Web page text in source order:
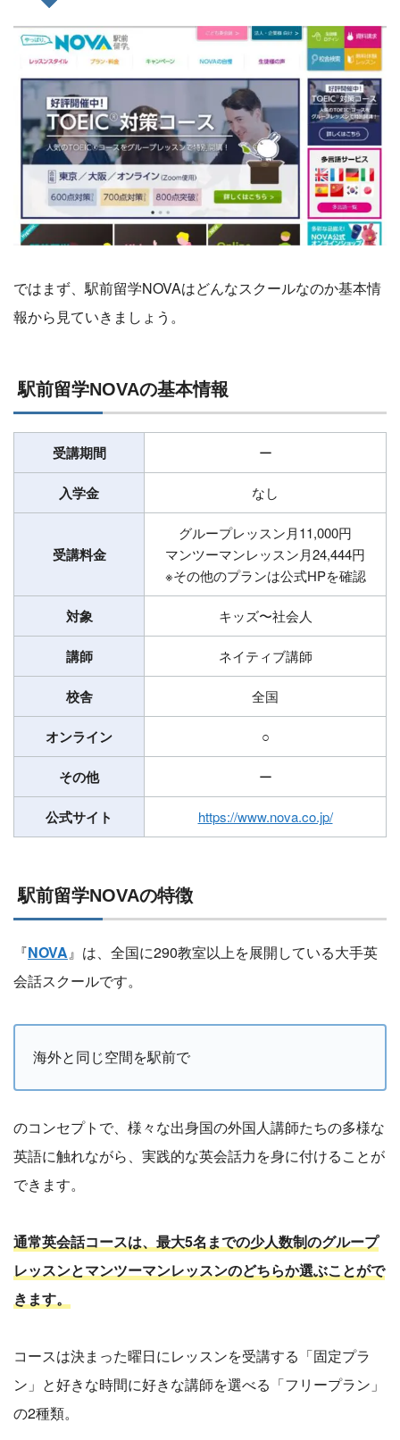
ではまず、駅前留学NOVAはどんなスクールなのか基本情
報から見ていきましょう。
駅前留学NOVAの基本情報
受講期間 ー
入学金 なし
受講料金
グループレッスン月11,000円
マンツーマンレッスン月24,444円
※その他のプランは公式HPを確認
対象 キッズ〜社会人
講師 ネイティブ講師
校舎 全国
オンライン ○
その他 ー
公式サイト https://www.nova.co.jp/
駅前留学NOVAの特徴
『NOVA』は、全国に290教室以上を展開している大手英
会話スクールです。
海外と同じ空間を駅前で
のコンセプトで、様々な出身国の外国人講師たちの多様な
英語に触れながら、実践的な英会話力を身に付けることが
できます。
通常英会話コースは、最大5名までの少人数制のグループ
レッスンとマンツーマンレッスンのどちらか選ぶことがで
きます。
コースは決まった曜日にレッスンを受講する「固定プラ
ン」と好きな時間に好きな講師を選べる「フリープラン」
の2種類。